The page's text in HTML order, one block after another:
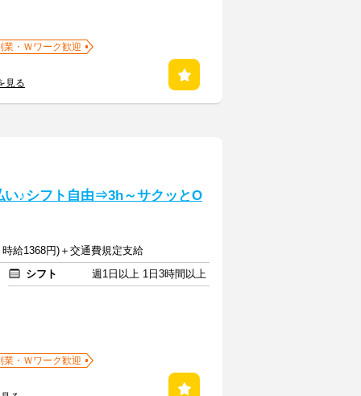
業・Ｗワーク歓迎
見る
い♪シフト自由⇒3h～サクッとO
給1368円)＋交通費規定支給
シフト
週1日以上 1日3時間以上
業・Ｗワーク歓迎